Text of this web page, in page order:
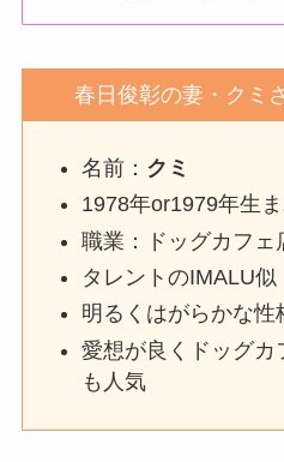
春日俊彰の妻・クミ
名前： クミ
1978年or1979年生
職業：ドッグカフェ
タレントのIMALU似
明るくはがらかな性
愛想が良くドッグカ
も人気